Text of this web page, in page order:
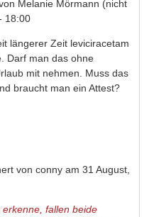
Melanie Mörmann (nicht
18:00
längerer Zeit leviciracetam
Darf man das ohne
mit nehmen. Muss das
braucht man ein Attest?
von conny am 31 August,
fallen beide